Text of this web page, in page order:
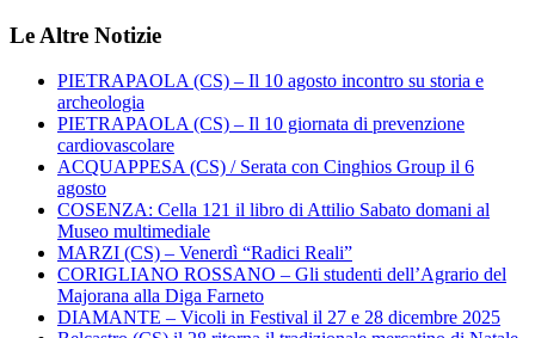
Le Altre Notizie
PIETRAPAOLA (CS) – Il 10 agosto incontro su storia e
archeologia
PIETRAPAOLA (CS) – Il 10 giornata di prevenzione
cardiovascolare
ACQUAPPESA (CS) / Serata con Cinghios Group il 6
agosto
COSENZA: Cella 121 il libro di Attilio Sabato domani al
Museo multimediale
MARZI (CS) – Venerdì “Radici Reali”
CORIGLIANO ROSSANO – Gli studenti dell’Agrario del
Majorana alla Diga Farneto
DIAMANTE – Vicoli in Festival il 27 e 28 dicembre 2025